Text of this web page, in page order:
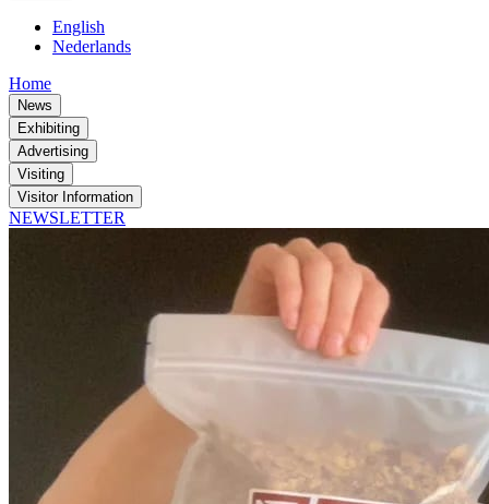
English
Nederlands
Home
News
Exhibiting
Advertising
Visiting
Visitor Information
NEWSLETTER